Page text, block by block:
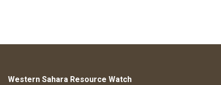
Western Sahara Resource Watch